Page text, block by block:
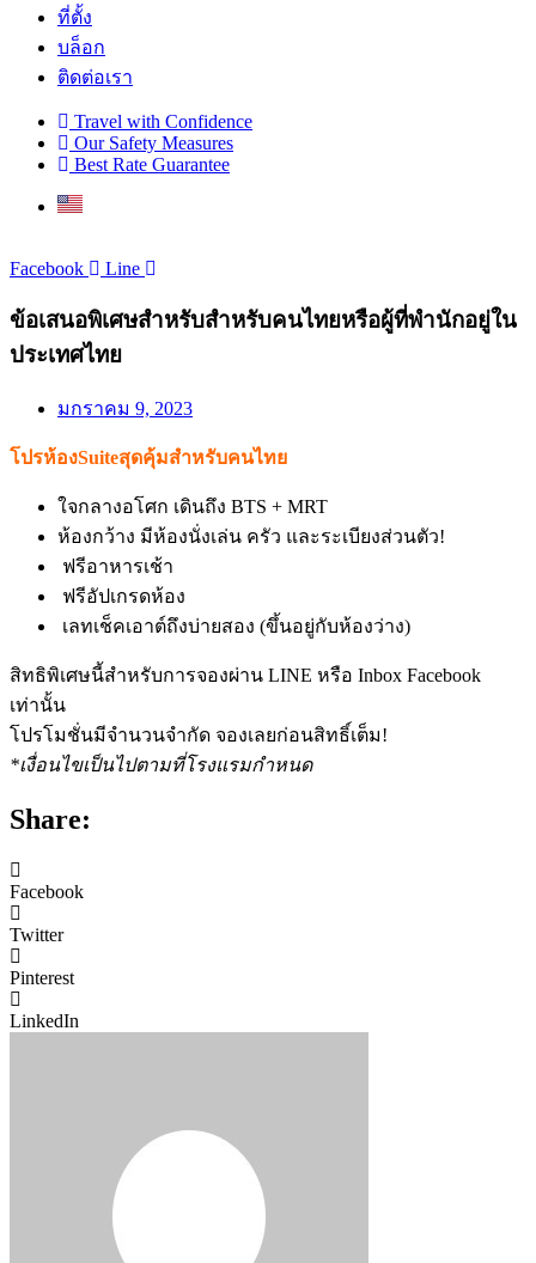
ที่ตั้ง
บล็อก
ติดต่อเรา
Travel with Confidence
Our Safety Measures
Best Rate Guarantee
Facebook Line
ข้อเสนอพิเศษสำหรับสำหรับคนไทยหรือผู้ที่พำนักอยู่ใน
ประเทศไทย
มกราคม 9, 2023
โปรห้องSuiteสุดคุ้มสำหรับคนไทย
ใจกลางอโศก เดินถึง BTS + MRT
ห้องกว้าง มีห้องนั่งเล่น ครัว และระเบียงส่วนตัว!
ฟรีอาหารเช้า
ฟรีอัปเกรดห้อง
เลทเช็คเอาต์ถึงบ่ายสอง (ขึ้นอยู่กับห้องว่าง)
สิทธิพิเศษนี้สำหรับการจองผ่าน LINE หรือ Inbox Facebook
เท่านั้น
โปรโมชั่นมีจำนวนจำกัด จองเลยก่อนสิทธิ์เต็ม!
*เงื่อนไขเป็นไปตามที่โรงแรมกำหนด
Share:
Facebook
Twitter
Pinterest
LinkedIn